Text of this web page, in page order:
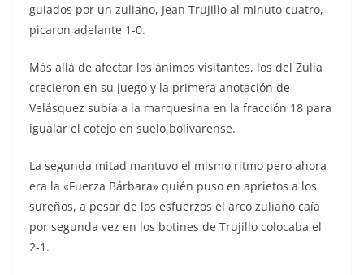
guiados por un zuliano, Jean Trujillo al minuto cuatro,
picaron adelante 1-0.
Más allá de afectar los ánimos visitantes, los del Zulia
crecieron en su juego y la primera anotación de
Velásquez subía a la marquesina en la fracción 18 para
igualar el cotejo en suelo bolivarense.
La segunda mitad mantuvo el mismo ritmo pero ahora
era la «Fuerza Bárbara» quién puso en aprietos a los
sureños, a pesar de los esfuerzos el arco zuliano caía
por segunda vez en los botines de Trujillo colocaba el
2-1.